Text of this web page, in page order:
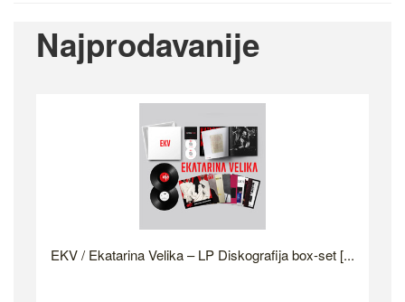
Najprodavanije
EKV / Ekatarina Velika – LP Diskografija box-set [...